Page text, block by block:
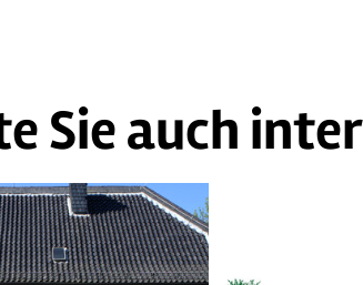
Sie auch